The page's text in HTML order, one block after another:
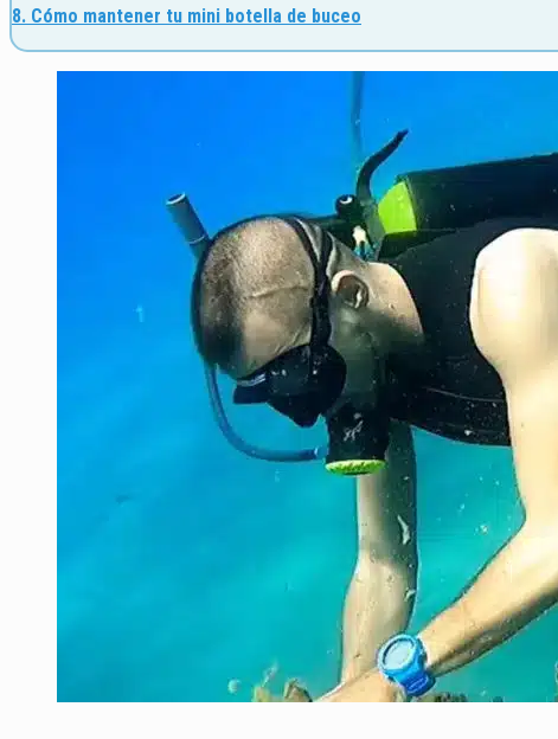
8. Cómo mantener tu mini botella de buceo